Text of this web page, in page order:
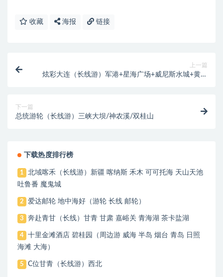
收藏 海报 链接
上一篇
炫彩大连（长线游）军港+星海广场+威尼斯水城+黄金
下一篇
总统游轮（长线游）三峡大坝/神农溪/双桂山
下载热度排行榜
1
北域喀禾（长线游）新疆 喀纳斯 禾木 可可托海 天山天池
吐鲁番 魔鬼城
2 爱达邮轮 地中海好（游轮 长线 邮轮）
3 奔赴青甘（长线）甘青 甘肃 嘉峪关 青海湖 茶卡盐湖
4
十里金滩酒店 碧桂园（周边游 威海 半岛 烟台 青岛 日照
海滩 大海）
5 C位甘青（长线游）西北